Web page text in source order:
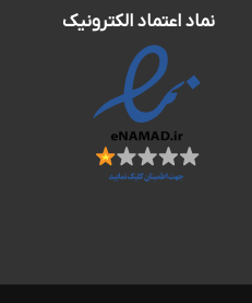
نماد اعتماد الکترونیک